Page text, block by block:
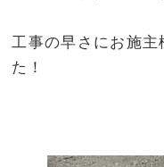
工事の早さにお施
た！